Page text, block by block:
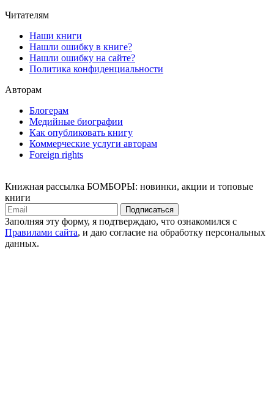
Читателям
Наши книги
Нашли ошибку в книге?
Нашли ошибку на сайте?
Политика конфиденциальности
Авторам
Блогерам
Медийные биографии
Как опубликовать книгу
Коммерческие услуги авторам
Foreign rights
Книжная рассылка БОМБОРЫ: новинки, акции и топовые
книги
Подписаться
Заполняя эту форму, я подтверждаю, что ознакомился с
Правилами сайта, и даю согласие на обработку персональных
данных.